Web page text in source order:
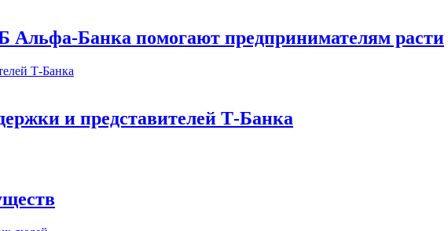
Банка помогают предпринимателям расти
и представителей Т-Банка